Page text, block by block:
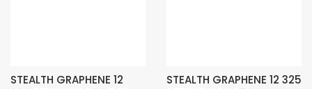
STEALTH GRAPHENE 12
STEALTH GRAPHENE 12 325